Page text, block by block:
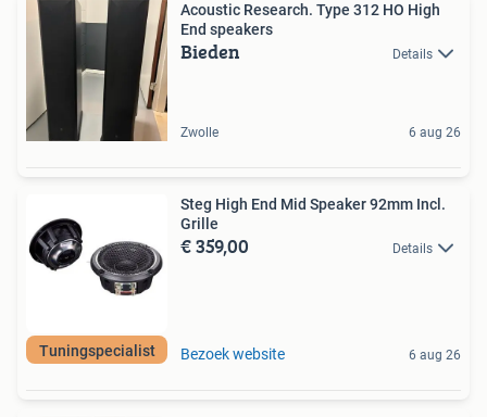
Acoustic Research. Type 312 HO High
End speakers
Bieden Details
Zwolle 6 aug 26
Tuningspecialist
Steg High End Mid Speaker 92mm Incl.
Grille
€ 359,00 Details
Bezoek website 6 aug 26